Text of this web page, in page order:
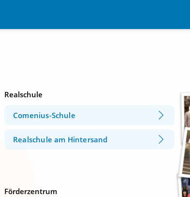
Realschule
Comenius-Schule
Realschule am Hintersand
Förderzentrum